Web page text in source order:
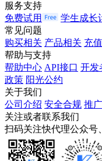
服务支持
免费试用
学生成长
常见问题
购买相关 产品相关 充
帮助与支持
帮助中心 API接口 开发
政策 阳光公约
关于我们
公司介绍 安全合规 推
关注或者联系我们
扫码关注快代理公众号